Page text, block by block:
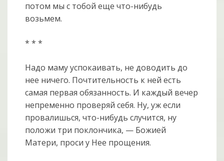
потом мы с тобой еще что-нибудь
возьмем.
* * *
Надо маму успокаивать, не доводить до
нее ничего. Почтительность к ней есть
самая первая обязанность. И каждый вечер
непременно проверяй себя. Ну, уж если
провалишься, что-нибудь случится, ну
положи три поклончика, — Божией
Матери, проси у Нее прощения.